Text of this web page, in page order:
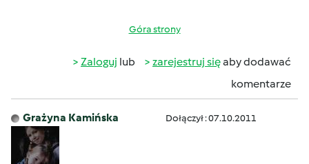
Góra strony
Zaloguj lub zarejestruj sięaby dodawać
komentarze
Grażyna Kamińska Dołączył : 07.10.2011